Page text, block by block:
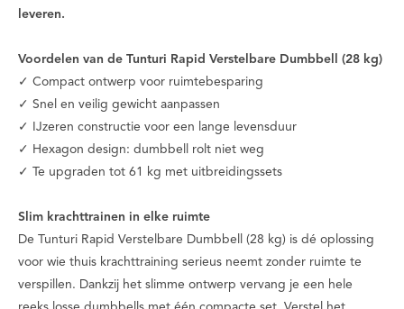
leveren.
Voordelen van de Tunturi Rapid Verstelbare Dumbbell (28 kg)
✓ Compact ontwerp voor ruimtebesparing
✓ Snel en veilig gewicht aanpassen
✓ IJzeren constructie voor een lange levensduur
✓ Hexagon design: dumbbell rolt niet weg
✓ Te upgraden tot 61 kg met uitbreidingssets
Slim krachttrainen in elke ruimte
De Tunturi Rapid Verstelbare Dumbbell (28 kg) is dé oplossing
voor wie thuis krachttraining serieus neemt zonder ruimte te
verspillen. Dankzij het slimme ontwerp vervang je een hele